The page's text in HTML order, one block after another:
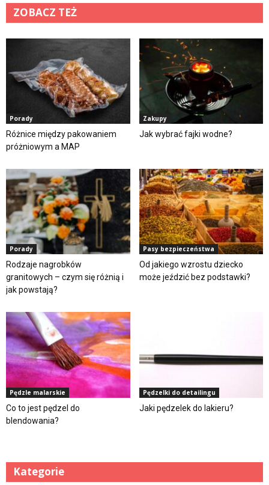
ZOBACZ TEŻ
Porady
Różnice między pakowaniem
próżniowym a MAP
Zakupy
Jak wybrać fajki wodne?
Porady
Rodzaje nagrobków
granitowych – czym się różnią i
jak powstają?
Pasy bezpieczeństwa
Od jakiego wzrostu dziecko
może jeździć bez podstawki?
Pędzle malarskie
Co to jest pędzel do
blendowania?
Pędzelki do detailingu
Jaki pędzelek do lakieru?
Kategorie